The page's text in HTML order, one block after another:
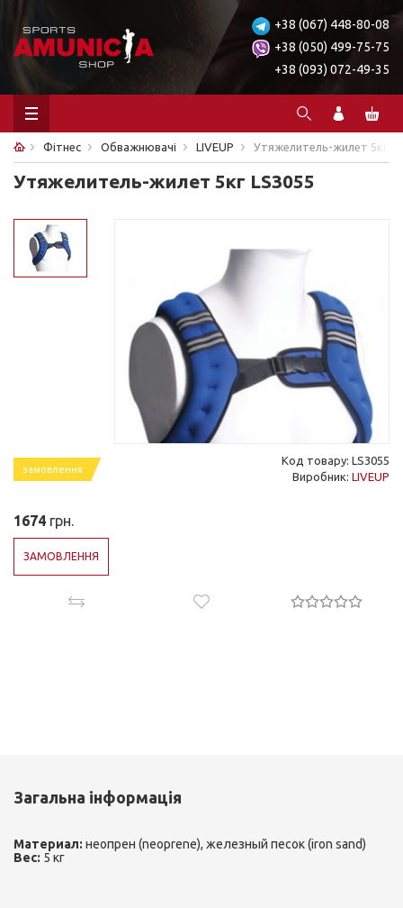
+38 (067) 448-80-08
+38 (050) 499-75-75
+38 (093) 072-49-35
Фітнес Обважнювачі LIVEUP Утяжелитель-жилет 5кг
Утяжелитель-жилет 5кг LS3055
замовлення
Код товару: LS3055
Виробник: LIVEUP
1674 грн.
ЗАМОВЛЕННЯ
Загальна інформація
Материал: неопрен (neoprene), железный песок (iron sand)
Вес: 5 кг